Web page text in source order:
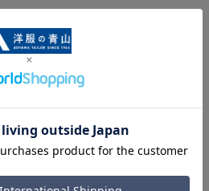
、裾までの綺麗なラインをキー
使用し、プラスチック・スマート
ルポリエステル)